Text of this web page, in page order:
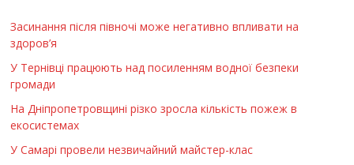
Засинання після півночі може негативно впливати на
здоров’я
У Тернівці працюють над посиленням водної безпеки
громади
На Дніпропетровщині різко зросла кількість пожеж в
екосистемах
У Самарі провели незвичайний майстер-клас